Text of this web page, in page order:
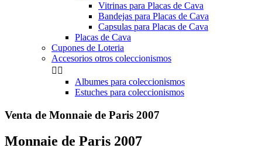
Vitrinas para Placas de Cava
Bandejas para Placas de Cava
Capsulas para Placas de Cava
Placas de Cava
Cupones de Loteria
Accesorios otros coleccionismos
 
Albumes para coleccionismos
Estuches para coleccionismos
Venta de Monnaie de Paris 2007
Monnaie de Paris 2007